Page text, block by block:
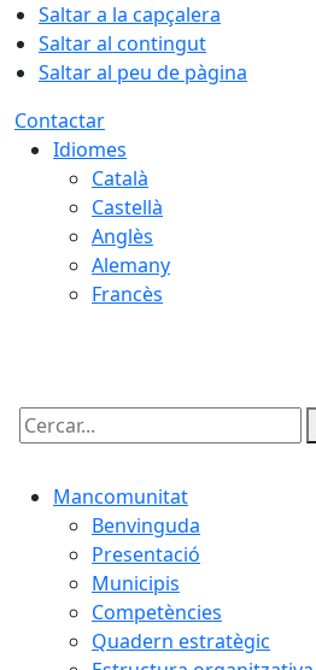
Saltar a la capçalera
Saltar al contingut
Saltar al peu de pàgina
Contactar
Idiomes
Català
Castellà
Anglès
Alemany
Francès
Cercar:
Mancomunitat
Benvinguda
Presentació
Municipis
Competències
Quadern estratègic